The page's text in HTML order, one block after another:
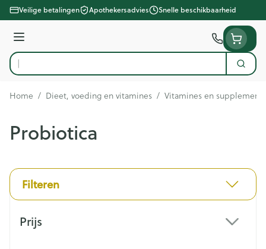
Ga naar de inhoud
Veilige betalingen Apothekersadvies Snelle beschikbaarheid
Menu
Product, merk, categorie...
Zoek
Home / Dieet, voeding en vitamines / Vitamines en
Probiotica
Filteren
Prijs